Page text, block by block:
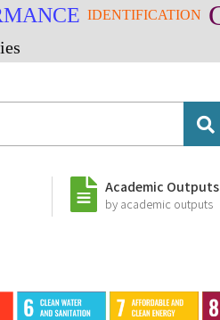
Academic Outputs
by academic outputs